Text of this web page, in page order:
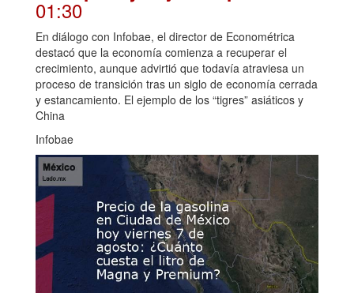
01:30
En diálogo con Infobae, el director de Econométrica
destacó que la economía comienza a recuperar el
crecimiento, aunque advirtió que todavía atraviesa un
proceso de transición tras un siglo de economía cerrada
y estancamiento. El ejemplo de los “tigres” asiáticos y
China
Infobae